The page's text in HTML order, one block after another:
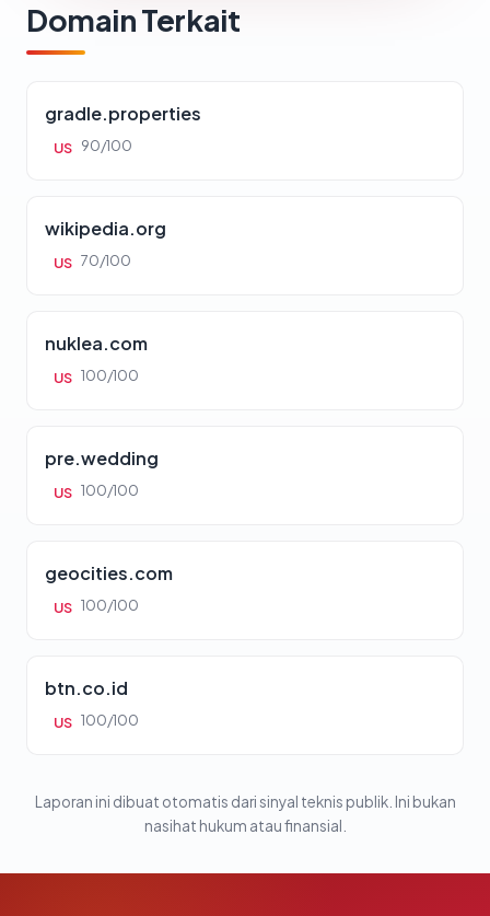
Domain Terkait
gradle.properties
US 90/100
wikipedia.org
US 70/100
nuklea.com
US 100/100
pre.wedding
US 100/100
geocities.com
US 100/100
btn.co.id
US 100/100
Laporan ini dibuat otomatis dari sinyal teknis publik. Ini bukan
nasihat hukum atau finansial.